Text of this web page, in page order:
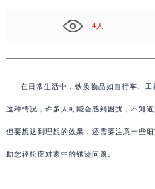
4人
在日常生活中，铁质物品如自行车、
这种情况，许多人可能会感到困扰，不知
但要想达到理想的效果，还需要注意一些
助您轻松应对家中的锈迹问题。